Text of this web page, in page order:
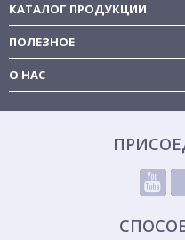
КАТАЛОГ ПРОДУКЦИИ
ПОЛЕЗНОЕ
О НАС